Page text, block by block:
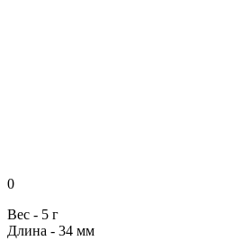
0
Вес - 5 г
Длина - 34 мм